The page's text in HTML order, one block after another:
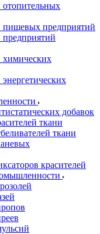
пищевых предприятий
химических
добавок
ткани
ткани
красителей